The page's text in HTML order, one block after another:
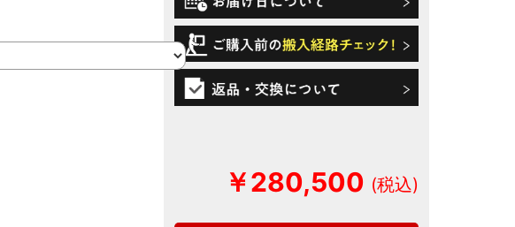
￥280,500